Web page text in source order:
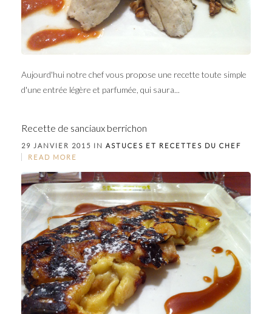
Aujourd'hui notre chef vous propose une recette toute simple
d'une entrée légère et parfumée, qui saura...
Recette de sanciaux berrichon
29 JANVIER 2015 IN ASTUCES ET RECETTES DU CHEF
READ MORE